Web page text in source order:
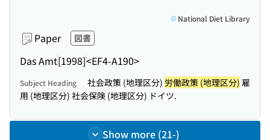
Paper 図書
Das Amt[1998]<EF4-A190>
National Diet Library
Subject Heading 社会政策 (地理区分) 労働政策 (地理区分) 雇
用 (地理区分) 社会保険 (地理区分) ドイツ.
Show more (21-)